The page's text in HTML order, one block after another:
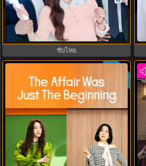
My Bias, My Boss เมื่อเมนฉันเป็น
ประธานบริษัท (2026) พากย์ไทย ซับ
ไทย EP.1-12
ซับไทย
ซับไทย